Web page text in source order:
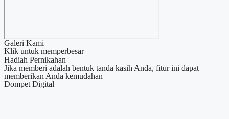
Galeri Kami
Klik untuk memperbesar
Hadiah Pernikahan
Jika memberi adalah bentuk tanda kasih Anda, fitur ini dapat
memberikan Anda kemudahan
Dompet Digital